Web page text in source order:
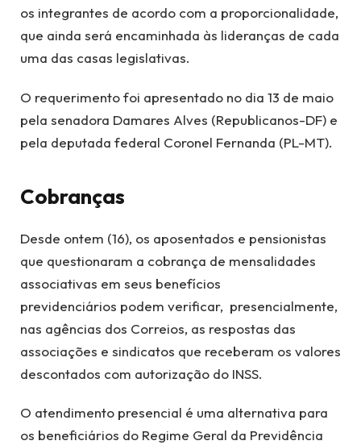
os integrantes de acordo com a proporcionalidade,
que ainda será encaminhada às lideranças de cada
uma das casas legislativas.
O requerimento foi apresentado no dia 13 de maio
pela senadora Damares Alves (Republicanos-DF) e
pela deputada federal Coronel Fernanda (PL-MT).
Cobranças
Desde ontem (16), os aposentados e pensionistas
que questionaram a cobrança de mensalidades
associativas em seus benefícios
previdenciários podem verificar, presencialmente,
nas agências dos Correios, as respostas das
associações e sindicatos que receberam os valores
descontados com autorização do INSS.
O atendimento presencial é uma alternativa para
os beneficiários do Regime Geral da Previdência